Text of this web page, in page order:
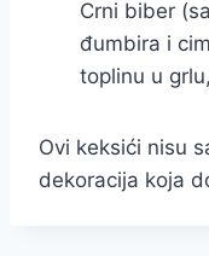
Crni biber
đumbira i
toplinu u
Ovi keksići nisu
dekoracija koja